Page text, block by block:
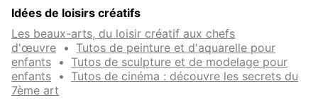
Le dessin est un des moyens d’expression les plus
simples, les plus puissants et les plus anciens. Avec un
crayon et une feuille, tu peux tout inventer. Et l'univers
du dessinest bien plus qu’un simple loisir créatif : c’est
une véritable porte d’entrée vers la concentration,
Idées de loisirs créatifs
Les beaux-arts, du loisir créatif aux chefs
d'œuvre • Tutos de peinture et d'aquarelle pour
enfants • Tutos de sculpture et de modelage pour
enfants • Tutos de cinéma : découvre les secrets du
7ème art